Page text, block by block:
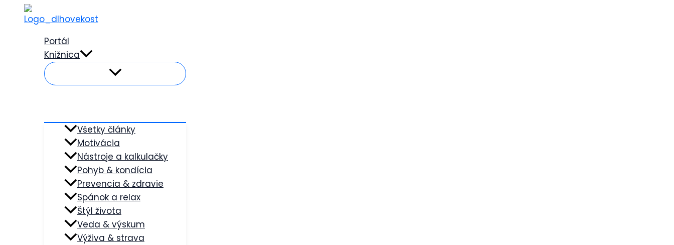
Preskočiť
Portál
Knižnica
Všetky články
Motivácia
Nástroje a kalkulačky
Pohyb & kondícia
Prevencia & zdravie
Spánok a relax
Štýl života
Veda & výskum
Výživa & strava